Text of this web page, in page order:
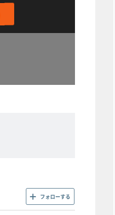
フォローする